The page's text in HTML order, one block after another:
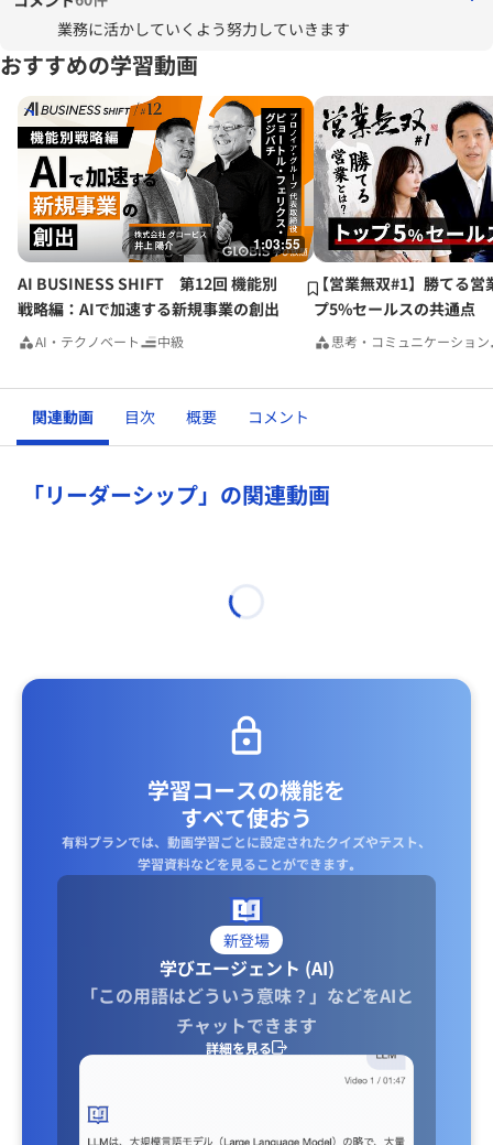
業務に活かしていくよう努力していきます
おすすめの学習動画
1:03:55
AI BUSINESS SHIFT 第12回 機能別
戦略編：AIで加速する新規事業の創出
AI・テクノベート 中級
【営業無双#1】勝てる営
プ5%セールスの共通点
思考・コミュニケーション
関連動画 目次 概要 コメント
「リーダーシップ」の関連動画
学習コースの機能を
すべて使おう
有料プランでは、動画学習ごとに設定されたクイズやテスト、
学習資料などを見ることができます｡
新登場
学びエージェント (AI)
「この用語はどういう意味？」などをAIと
チャットできます
詳細を見る